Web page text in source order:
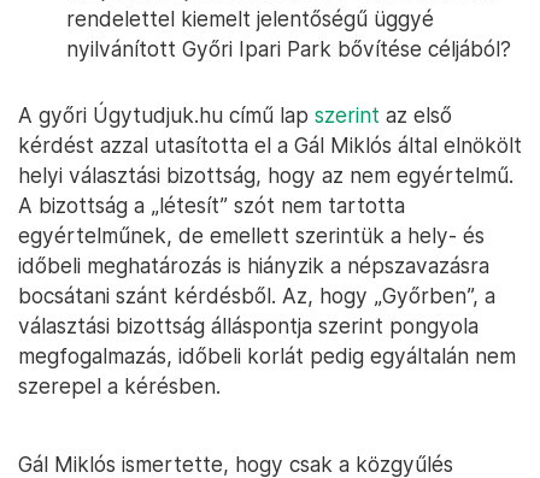
rendelettel kiemelt jelentőségű üggyé
nyilvánított Győri Ipari Park bővítése céljából?
A győri Úgytudjuk.hu című lap szerint az első
kérdést azzal utasította el a Gál Miklós által elnökölt
helyi választási bizottság, hogy az nem egyértelmű.
A bizottság a „létesít” szót nem tartotta
egyértelműnek, de emellett szerintük a hely- és
időbeli meghatározás is hiányzik a népszavazásra
bocsátani szánt kérdésből. Az, hogy „Győrben”, a
választási bizottság álláspontja szerint pongyola
megfogalmazás, időbeli korlát pedig egyáltalán nem
szerepel a kérésben.
Gál Miklós ismertette, hogy csak a közgyűlés